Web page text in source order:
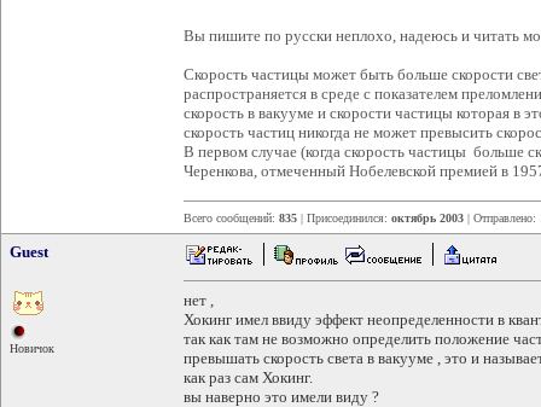
Вы пишите по русски неплохо, надеюсь и читать
Скорость частицы может быть больше скорости
распространяется в среде с показателем
скорость в вакууме и скорости частицы которая в
скорость частиц никогда не может превысить
В первом случае (когда скорость частицы больше
Черенкова, отмеченный Нобелевской премией в
Всего сообщений: 835 | Присоединился: октябрь 2003 | Отправлено:
Guest
Новичок
нет ,
Хокинг имел ввиду эффект неопределенности в
так как там не возможно определить положение
превышать скорость света в вакууме , это и
как раз сам Хокинг.
вы наверно это имели виду ?